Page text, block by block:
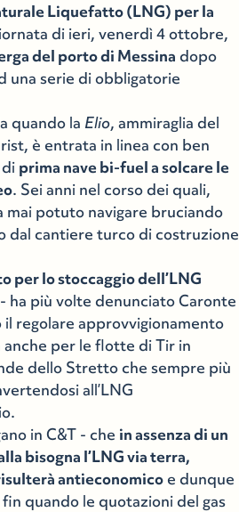
Liquefatto (LNG) per la
di ieri, venerdì 4 ottobre,
del porto di Messina dopo
una serie di obbligatorie
quando la Elio, ammiraglia del
è entrata in linea con ben
prima nave bi-fuel a solcare le
. Sei anni nel corso dei quali,
mai potuto navigare bruciando
dal cantiere turco di costruzione
per lo stoccaggio dell’LNG
- ha più volte denunciato Caronte
regolare approvvigionamento
anche per le flotte di Tir in
dello Stretto che sempre più
all’LNG
in C&T - che in assenza di un
bisogna l’LNG via terra,
antieconomico e dunque
quando le quotazioni del gas